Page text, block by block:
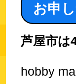
お申
芦屋市は
hobby